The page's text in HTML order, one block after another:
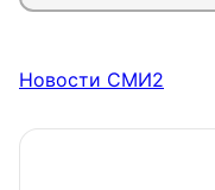
Новости СМИ2